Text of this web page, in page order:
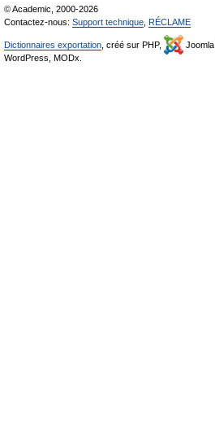
© Academic, 2000-2026
Contactez-nous: Support technique RÉCLAME
Dictionnaires exportation , créé sur PHP, Joomla,
WordPress, MODx.